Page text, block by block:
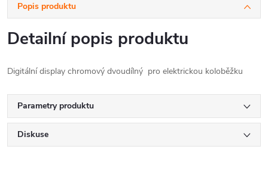
Popis produktu
Detailní popis produktu
Digitální display chromový dvoudílný pro elektrickou koloběžku
Parametry produktu
Diskuse